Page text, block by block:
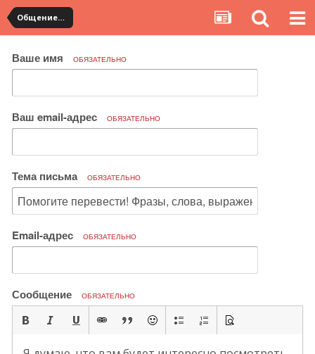
Общение с продавцами. Использование WangWang и TradeManager
Ваше имя ОБЯЗАТЕЛЬНО
Ваш email-адрес ОБЯЗАТЕЛЬНО
Тема письма ОБЯЗАТЕЛЬНО
Email-адрес ОБЯЗАТЕЛЬНО
Сообщение ОБЯЗАТЕЛЬНО